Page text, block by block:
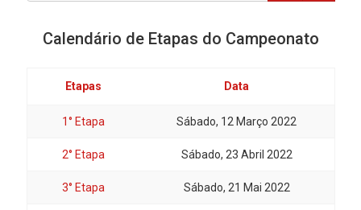
Calendário de Etapas do Campeonato
Etapas Data
1° Etapa Sábado, 12 Março 2022
2° Etapa Sábado, 23 Abril 2022
3° Etapa Sábado, 21 Mai 2022